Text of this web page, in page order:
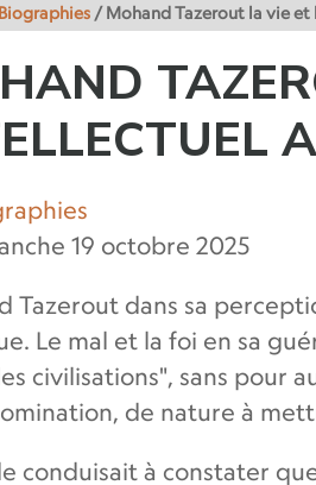
Biographies /Mohand Tazerout la vie et
19 octobre 2025
Tazerout dans sa
Le mal et la foi en sa
civilisations", sans pour
de nature à
conduisait à constater